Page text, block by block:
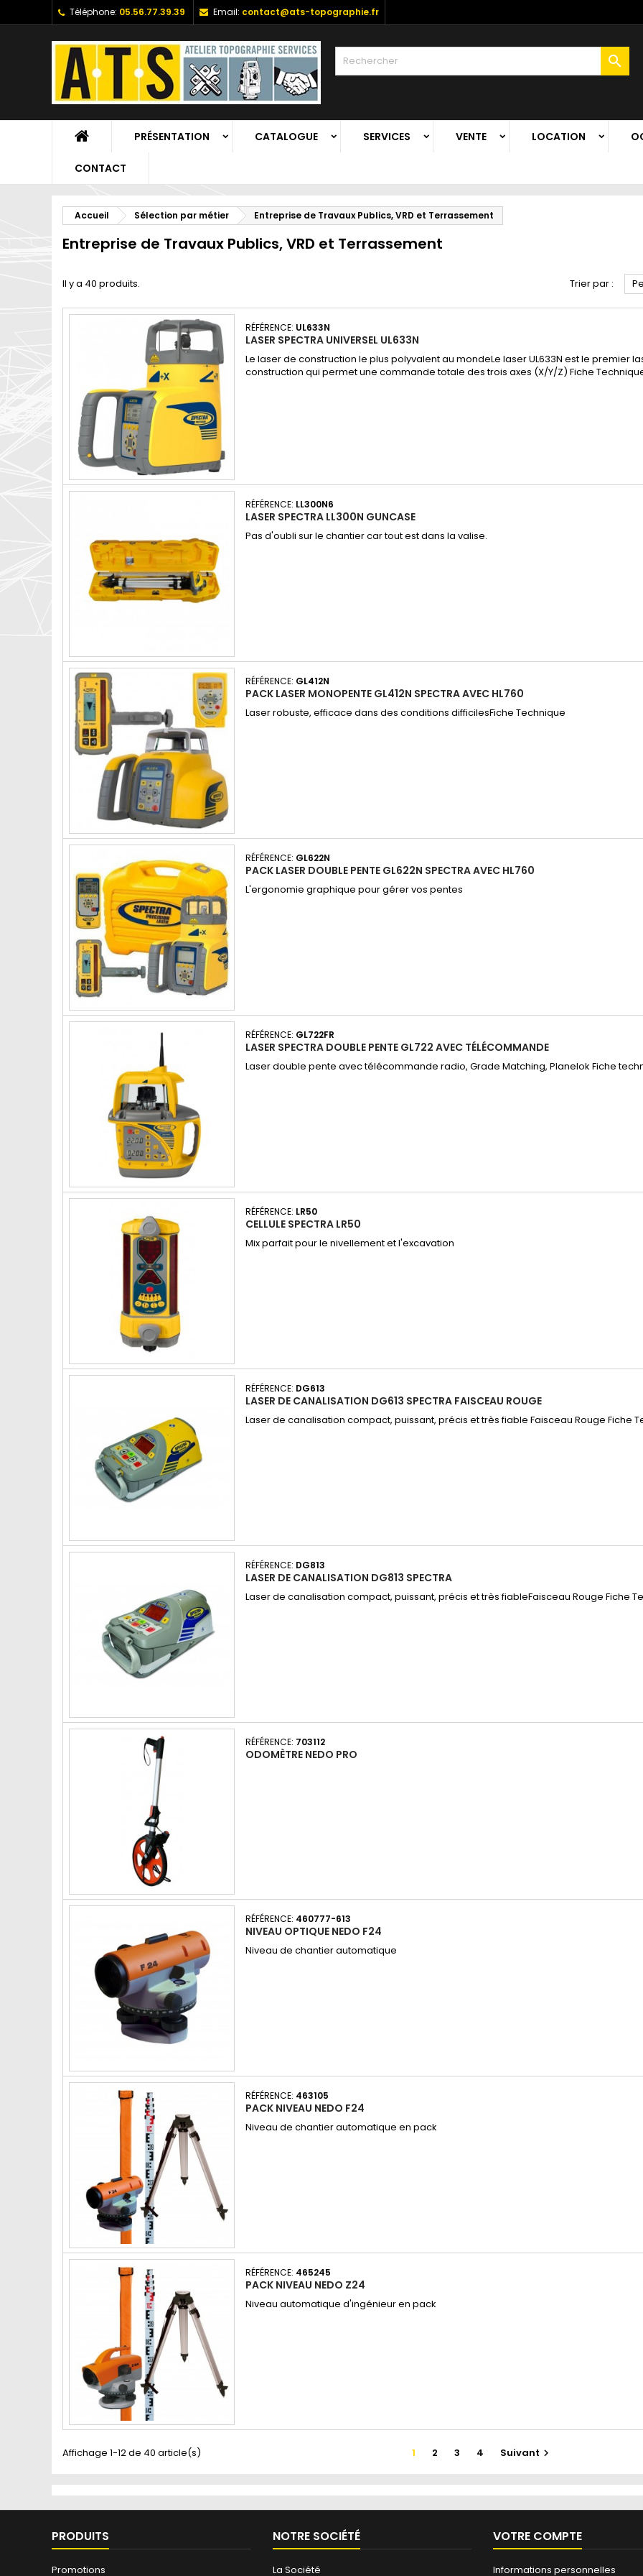
Téléphone: 05.56.77.39.39 Email: contact@ats-topographie.fr

PRÉSENTATION CATALOGUE SERVICES VENTE LOCATION
CONTACT
Accueil Sélection par métier Entreprise de Travaux Publics, VRD et Terrassement
Entreprise de Travaux Publics, VRD et Terrassement
Il y a 40 produits. Trier par :
RÉFÉRENCE: UL633N
LASER SPECTRA UNIVERSEL UL633N
Le laser de construction le plus polyvalent au mondeLe laser UL633N est le premier
construction qui permet une commande totale des trois axes (X/Y/Z) Fiche
RÉFÉRENCE: LL300N6
LASER SPECTRA LL300N GUNCASE
Pas d'oubli sur le chantier car tout est dans la valise.
RÉFÉRENCE: GL412N
PACK LASER MONOPENTE GL412N SPECTRA AVEC HL760
Laser robuste, efficace dans des conditions difficilesFiche Technique
RÉFÉRENCE: GL622N
PACK LASER DOUBLE PENTE GL622N SPECTRA AVEC HL760
L'ergonomie graphique pour gérer vos pentes
RÉFÉRENCE: GL722FR
LASER SPECTRA DOUBLE PENTE GL722 AVEC TÉLÉCOMMANDE
Laser double pente avec télécommande radio, Grade Matching, Planelok Fiche
RÉFÉRENCE: LR50
CELLULE SPECTRA LR50
Mix parfait pour le nivellement et l'excavation
RÉFÉRENCE: DG613
LASER DE CANALISATION DG613 SPECTRA FAISCEAU ROUGE
Laser de canalisation compact, puissant, précis et très fiable Faisceau Rouge Fiche
RÉFÉRENCE: DG813
LASER DE CANALISATION DG813 SPECTRA
Laser de canalisation compact, puissant, précis et très fiableFaisceau Rouge Fiche
RÉFÉRENCE: 703112
ODOMÈTRE NEDO PRO
RÉFÉRENCE: 460777-613
NIVEAU OPTIQUE NEDO F24
Niveau de chantier automatique
RÉFÉRENCE: 463105
PACK NIVEAU NEDO F24
Niveau de chantier automatique en pack
RÉFÉRENCE: 465245
PACK NIVEAU NEDO Z24
Niveau automatique d'ingénieur en pack
Affichage 1-12 de 40 article(s) 1 2 3 4 Suivant 
PRODUITS
Promotions
NOTRE SOCIÉTÉ
La Société
VOTRE COMPTE
Informations personnelles